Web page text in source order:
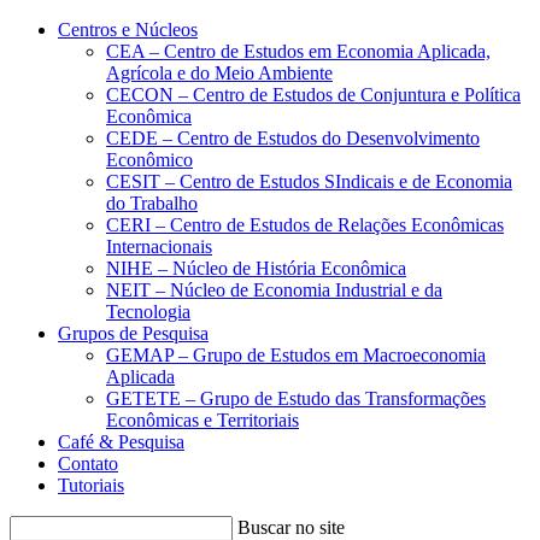
Conteúdo principal Menu principal
Centros e Núcleos
CEA – Centro de Estudos em Economia Aplicada,
Agrícola e do Meio Ambiente
CECON – Centro de Estudos de Conjuntura e Política
Econômica
CEDE – Centro de Estudos do Desenvolvimento
Econômico
CESIT – Centro de Estudos SIndicais e de Economia
do Trabalho
CERI – Centro de Estudos de Relações Econômicas
Internacionais
NIHE – Núcleo de História Econômica
NEIT – Núcleo de Economia Industrial e da
Tecnologia
Grupos de Pesquisa
GEMAP – Grupo de Estudos em Macroeconomia
Aplicada
GETETE – Grupo de Estudo das Transformações
Econômicas e Territoriais
Café & Pesquisa
Contato
Tutoriais
Buscar no site